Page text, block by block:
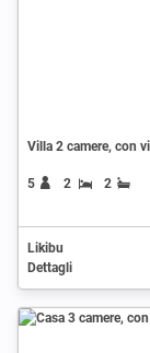
Villa 2 camere, con
5 2 2
Likibu
Dettagli